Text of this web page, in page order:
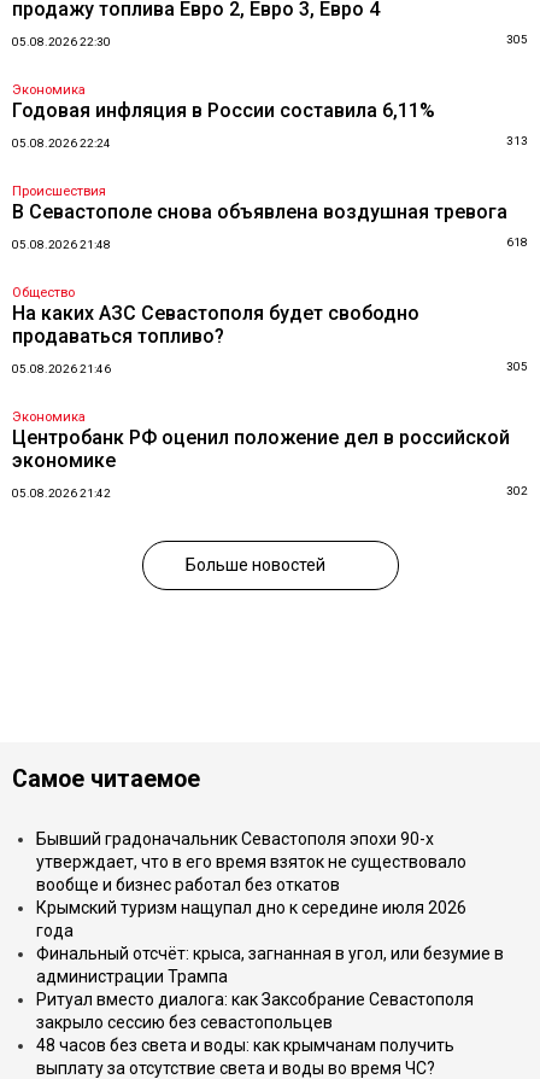
продажу топлива Евро 2, Евро 3, Евро 4
05.08.2026 22:30 305
Экономика
Годовая инфляция в России составила 6,11%
05.08.2026 22:24 313
Происшествия
В Севастополе снова объявлена воздушная тревога
05.08.2026 21:48 618
Общество
На каких АЗС Севастополя будет свободно
продаваться топливо?
05.08.2026 21:46 305
Экономика
Центробанк РФ оценил положение дел в российской
экономике
05.08.2026 21:42 302
Больше новостей
Самое читаемое
Бывший градоначальник Севастополя эпохи 90-х
утверждает, что в его время взяток не существовало
вообще и бизнес работал без откатов
Крымский туризм нащупал дно к середине июля 2026
года
Финальный отсчёт: крыса, загнанная в угол, или безумие в
администрации Трампа
Ритуал вместо диалога: как Заксобрание Севастополя
закрыло сессию без севастопольцев
48 часов без света и воды: как крымчанам получить
выплату за отсутствие света и воды во время ЧС?